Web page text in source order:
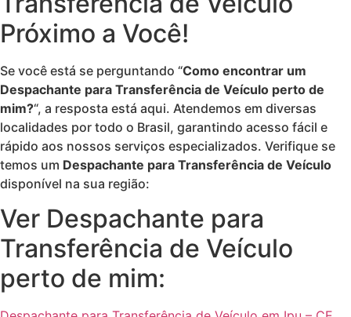
Próximo a Você!
Se você está se perguntando “Como encontrar um
Despachante para Transferência de Veículo perto de
mim?“, a resposta está aqui. Atendemos em diversas
localidades por todo o Brasil, garantindo acesso fácil e
rápido aos nossos serviços especializados. Verifique se
temos um Despachante para Transferência de Veículo
disponível na sua região:
Ver Despachante para
Transferência de Veículo
perto de mim: